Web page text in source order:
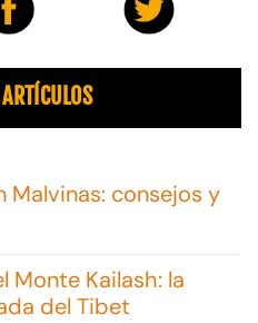
Malvinas: consejos y
Monte Kailash: la
del Tibet